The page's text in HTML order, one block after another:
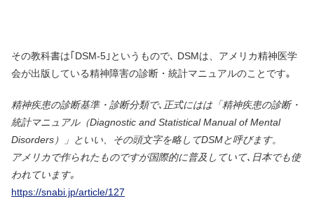
その教科書は｢DSM-5｣というもので､ DSMは、アメリカ精神医学
会が出版している精神障害の診断・統計マニュアルのことです｡
精神疾患の診断基準・診断分類で､正式にはは「精神疾患の診断・
統計マニュアル（Diagnostic and Statistical Manual of Mental
Disorders）」といい、その頭文字を略してDSMと呼びます。
アメリカで作られたものですが国際的に普及していて､日本でも使
われています｡
https://snabi.jp/article/127